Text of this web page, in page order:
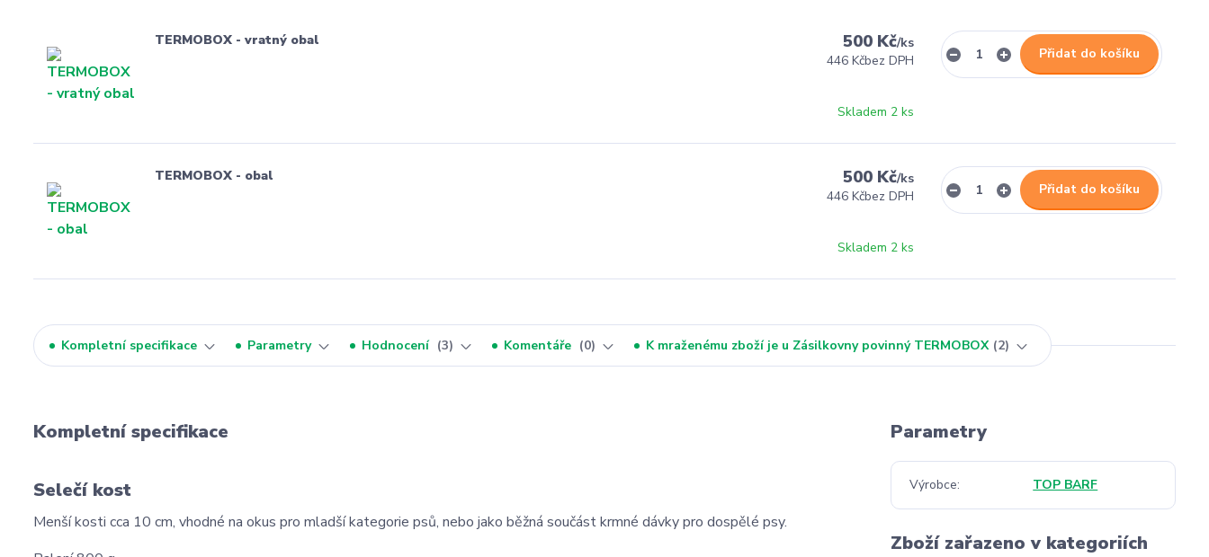
TERMOBOX - vratný obal 500 Kč/ks
446 Kčbez DPH
Skladem 2 ks
Přidat do košíku
TERMOBOX - obal 500 Kč/ks
446 Kčbez DPH
Skladem 2 ks
Přidat do košíku
Kompletní specifikace Parametry Hodnocení 3 Komentáře 0 K mraženému zboží je u Zásilkovny povinný TERMOBOX 2
Kompletní specifikace
Selečí kost
Menší kosti cca 10 cm, vhodné na okus pro mladší kategorie psů, nebo jako běžná součást krmné dávky pro dospělé psy.
Parametry
Výrobce TOP BARF
Zboží zařazeno v kategoriích